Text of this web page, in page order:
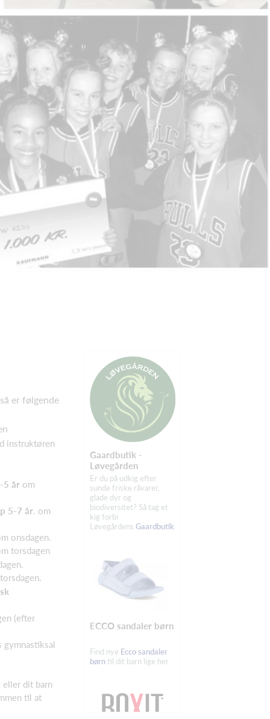
Gaardbutik -
Løvegården
Er du på udkig efter
sunde friske råvarer,
glade dyr og
biodiversitet? Så tag et
kig forbi
Løvegårdens Gaardbutik
ECCO sandaler børn
Find nye Ecco sandaler
børntil dit barn lige her
er følgende
instruktøren
5 år om
5-7 år. om
onsdagen.
torsdagen
(efter
gymnastiksal
dit barn
til at